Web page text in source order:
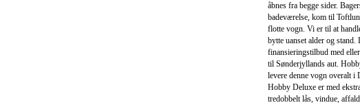
åbnes fra begge sider.
badeværelse, kom til
flotte vogn. Vi er til at
bytte uanset alder og stand.
finansieringstilbud med
til Sønderjyllands aut.
levere denne vogn overalt i
Hobby Deluxe er med
tredobbelt lås, vindue,